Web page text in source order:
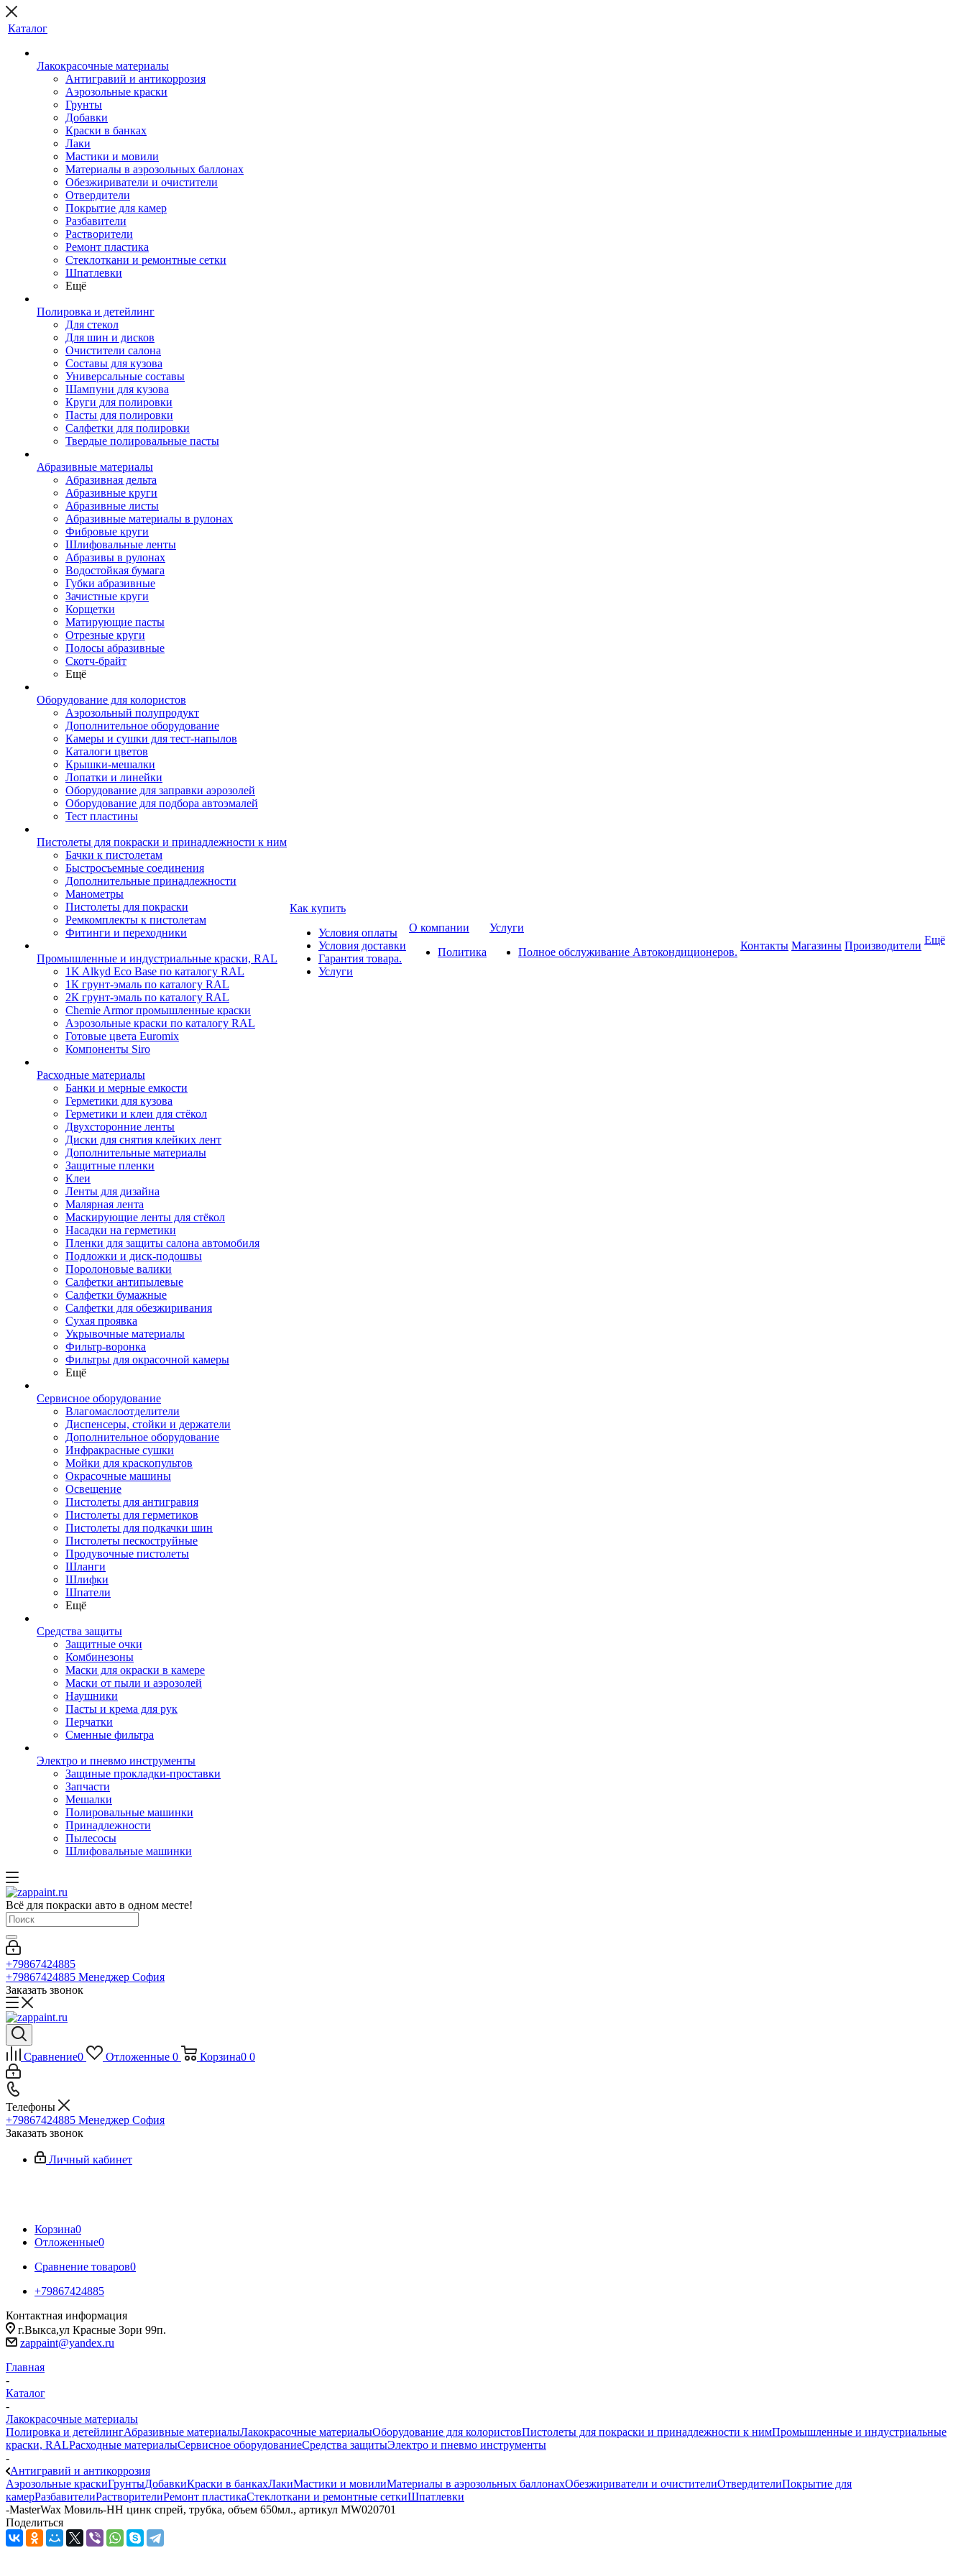
Каталог
Лакокрасочные материалы
Антигравий и антикоррозия
Аэрозольные краски
Грунты
Добавки
Краски в банках
Лаки
Мастики и мовили
Материалы в аэрозольных баллонах
Обезжириватели и очистители
Отвердители
Покрытие для камер
Разбавители
Растворители
Ремонт пластика
Стеклоткани и ремонтные сетки
Шпатлевки
Ещё
Полировка и детейлинг
Для стекол
Для шин и дисков
Очистители салона
Составы для кузова
Универсальные составы
Шампуни для кузова
Круги для полировки
Пасты для полировки
Салфетки для полировки
Твердые полировальные пасты
Абразивные материалы
Абразивная дельта
Абразивные круги
Абразивные листы
Абразивные материалы в рулонах
Фибровые круги
Шлифовальные ленты
Абразивы в рулонах
Водостойкая бумага
Губки абразивные
Зачистные круги
Корщетки
Матирующие пасты
Отрезные круги
Полосы абразивные
Скотч-брайт
Ещё
Оборудование для колористов
Аэрозольный полупродукт
Дополнительное оборудование
Камеры и сушки для тест-напылов
Каталоги цветов
Крышки-мешалки
Лопатки и линейки
Оборудование для заправки аэрозолей
Оборудование для подбора автоэмалей
Тест пластины
Пистолеты для покраски и принадлежности к ним
Бачки к пистолетам
Быстросъемные соединения
Дополнительные принадлежности
Манометры
Пистолеты для покраски
Ремкомплекты к пистолетам
Фитинги и переходники
Промышленные и индустриальные краски, RAL
1K Alkyd Eco Base по каталогу RAL
1К грунт-эмаль по каталогу RAL
2К грунт-эмаль по каталогу RAL
Chemie Armor промышленные краски
Аэрозольные краски по каталогу RAL
Готовые цвета Euromix
Компоненты Siro
Расходные материалы
Банки и мерные емкости
Герметики для кузова
Герметики и клеи для стёкол
Двухсторонние ленты
Диски для снятия клейких лент
Дополнительные материалы
Защитные пленки
Клеи
Ленты для дизайна
Малярная лента
Маскирующие ленты для стёкол
Насадки на герметики
Пленки для защиты салона автомобиля
Подложки и диск-подошвы
Поролоновые валики
Салфетки антипылевые
Салфетки бумажные
Салфетки для обезжиривания
Сухая проявка
Укрывочные материалы
Фильтр-воронка
Фильтры для окрасочной камеры
Ещё
Сервисное оборудование
Влагомаслоотделители
Диспенсеры, стойки и держатели
Дополнительное оборудование
Инфракрасные сушки
Мойки для краскопультов
Окрасочные машины
Освещение
Пистолеты для антигравия
Пистолеты для герметиков
Пистолеты для подкачки шин
Пистолеты пескоструйные
Продувочные пистолеты
Шланги
Шлифки
Шпатели
Ещё
Средства защиты
Защитные очки
Комбинезоны
Маски для окраски в камере
Маски от пыли и аэрозолей
Наушники
Пасты и крема для рук
Перчатки
Сменные фильтра
Электро и пневмо инструменты
Защиные прокладки-проставки
Запчасти
Мешалки
Полировальные машинки
Принадлежности
Пылесосы
Шлифовальные машинки
Как купить
Условия оплаты
Условия доставки
Гарантия товара.
Услуги
О компании
Политика
Услуги
Полное обслуживание Автокондиционеров.
Контакты Магазины Производители Ещё
Всё для покраски авто в одном месте!
+79867424885
+79867424885 Менеджер София
Заказать звонок
Сравнение0 Отложенные 0 Корзина0 0
Телефоны
+79867424885 Менеджер София
Заказать звонок
Личный кабинет
Корзина0
Отложенные0
Сравнение товаров0
+79867424885
Контактная информация
г.Выкса,ул Красные Зори 99п.
zappaint@yandex.ru
Главная
-
Каталог
-
Лакокрасочные материалы
Полировка и детейлингАбразивные материалыЛакокрасочные материалыОборудование для колористовПистолеты для покраски и принадлежности к нимПромышленные и индустриальные
краски, RALРасходные материалыСервисное оборудованиеСредства защитыЭлектро и пневмо инструменты
-
Антигравий и антикоррозия
Аэрозольные краскиГрунтыДобавкиКраски в банкахЛакиМастики и мовилиМатериалы в аэрозольных баллонахОбезжириватели и очистителиОтвердителиПокрытие для
камерРазбавителиРастворителиРемонт пластикаСтеклоткани и ремонтные сеткиШпатлевки
-MasterWax Мовиль-НН цинк спрей, трубка, объем 650мл., артикул MW020701
Поделиться